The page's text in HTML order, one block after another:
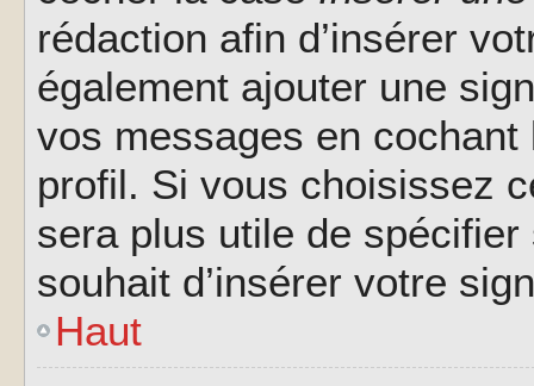
rédaction afin d’insérer
également ajouter une
vos messages en
profil. Si vous choisissez
sera plus utile de
souhait d’insérer votre
Haut